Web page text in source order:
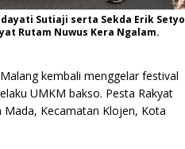
Sutiaji serta Sekda Erik Setyo
Rutam Nuwus Kera Ngalam.
kembali menggelar festival
UMKM bakso. Pesta Rakyat
Mada, Kecamatan Klojen, Kota